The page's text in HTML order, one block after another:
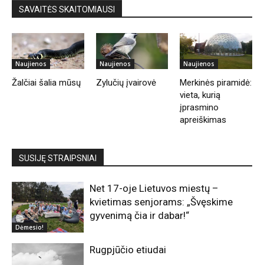
SAVAITĖS SKAITOMIAUSI
Naujienos
Žalčiai šalia mūsų
Naujienos
Zylučių įvairovė
Naujienos
Merkinės piramidė:
vieta, kurią
įprasmino
apreiškimas
SUSIJĘ STRAIPSNIAI
Dėmesio!
Net 17-oje Lietuvos miestų –
kvietimas senjorams: „Švęskime
gyvenimą čia ir dabar!“
Rugpjūčio etiudai